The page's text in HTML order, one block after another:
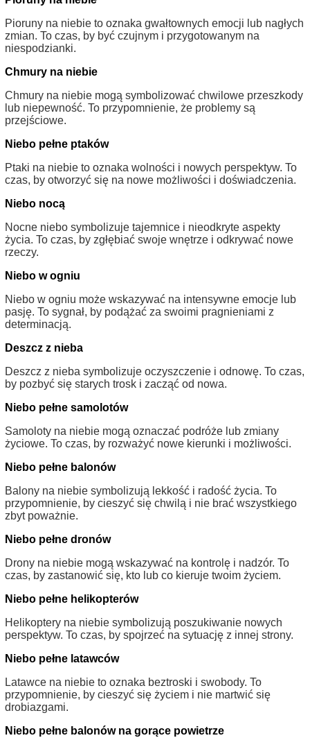
Pioruny na niebie to oznaka gwałtownych emocji lub nagłych
zmian. To czas, by być czujnym i przygotowanym na
niespodzianki.
Chmury na niebie
Chmury na niebie mogą symbolizować chwilowe przeszkody
lub niepewność. To przypomnienie, że problemy są
przejściowe.
Niebo pełne ptaków
Ptaki na niebie to oznaka wolności i nowych perspektyw. To
czas, by otworzyć się na nowe możliwości i doświadczenia.
Niebo nocą
Nocne niebo symbolizuje tajemnice i nieodkryte aspekty
życia. To czas, by zgłębiać swoje wnętrze i odkrywać nowe
rzeczy.
Niebo w ogniu
Niebo w ogniu może wskazywać na intensywne emocje lub
pasję. To sygnał, by podążać za swoimi pragnieniami z
determinacją.
Deszcz z nieba
Deszcz z nieba symbolizuje oczyszczenie i odnowę. To czas,
by pozbyć się starych trosk i zacząć od nowa.
Niebo pełne samolotów
Samoloty na niebie mogą oznaczać podróże lub zmiany
życiowe. To czas, by rozważyć nowe kierunki i możliwości.
Niebo pełne balonów
Balony na niebie symbolizują lekkość i radość życia. To
przypomnienie, by cieszyć się chwilą i nie brać wszystkiego
zbyt poważnie.
Niebo pełne dronów
Drony na niebie mogą wskazywać na kontrolę i nadzór. To
czas, by zastanowić się, kto lub co kieruje twoim życiem.
Niebo pełne helikopterów
Helikoptery na niebie symbolizują poszukiwanie nowych
perspektyw. To czas, by spojrzeć na sytuację z innej strony.
Niebo pełne latawców
Latawce na niebie to oznaka beztroski i swobody. To
przypomnienie, by cieszyć się życiem i nie martwić się
drobiazgami.
Niebo pełne balonów na gorące powietrze